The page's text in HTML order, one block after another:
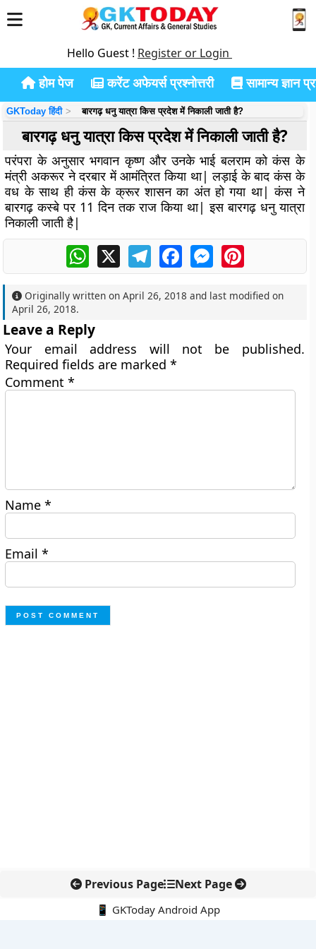
Hello Guest ! Register or Login
होम पेज करेंट अफेयर्स प्रश्नोत्तरी सामान्य ज्ञान
GKToday हिंदी बारगढ़ धनु यात्रा किस प्रदेश में निकाली जाती है?
बारगढ़ धनु यात्रा किस प्रदेश में निकाली जाती है?
परंपरा के अनुसार भगवान कृष्ण और उनके भाई बलराम को कंस के
मंत्री अकरूर ने दरबार में आमंत्रित किया था| लड़ाई के बाद कंस के
वध के साथ ही कंस के क्रूर शासन का अंत हो गया था| कंस ने
बारगढ़ कस्बे पर 11 दिन तक राज किया था| इस बारगढ़ धनु यात्रा
निकाली जाती है|
WhatsApp
X TelegramFacebookMessengerPinterest
Originally written onApril 26, 2018 and last modified on
April 26, 2018.
Leave a Reply
Your email address will not be published.
Required fields are marked*
Comment*
Name*
Email*
Previous Page Next Page
📱 GKToday Android App